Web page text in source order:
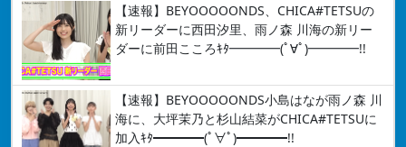
【速報】BEYOOOOONDS、CHICA#TETSUの
新リーダーに西田汐里、雨ノ森 川海の新リー
ダーに前田こころｷﾀ━━━━(ﾟ∀ﾟ)━━━━!!
【速報】BEYOOOOONDS小島はなが雨ノ森 川
海に、大坪茉乃と杉山結菜がCHICA#TETSUに
加入ｷﾀ━━━━(ﾟ∀ﾟ)━━━━!!